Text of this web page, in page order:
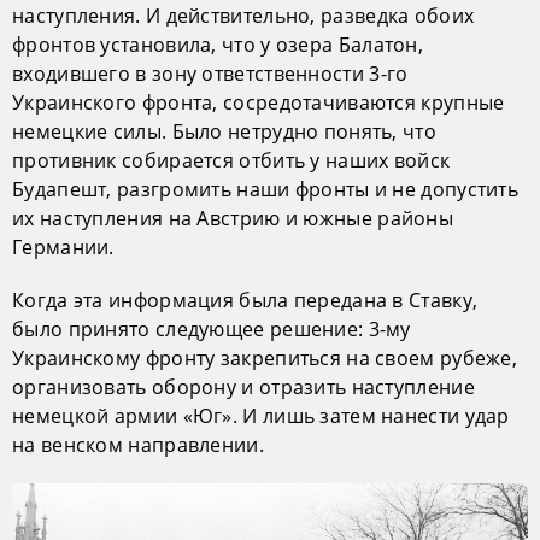
наступления. И действительно, разведка обоих
фронтов установила, что у озера Балатон,
входившего в зону ответственности 3-го
Украинского фронта, сосредотачиваются крупные
немецкие силы. Было нетрудно понять, что
противник собирается отбить у наших войск
Будапешт, разгромить наши фронты и не допустить
их наступления на Австрию и южные районы
Германии.
Когда эта информация была передана в Ставку,
было принято следующее решение: 3-му
Украинскому фронту закрепиться на своем рубеже,
организовать оборону и отразить наступление
немецкой армии «Юг». И лишь затем нанести удар
на венском направлении.